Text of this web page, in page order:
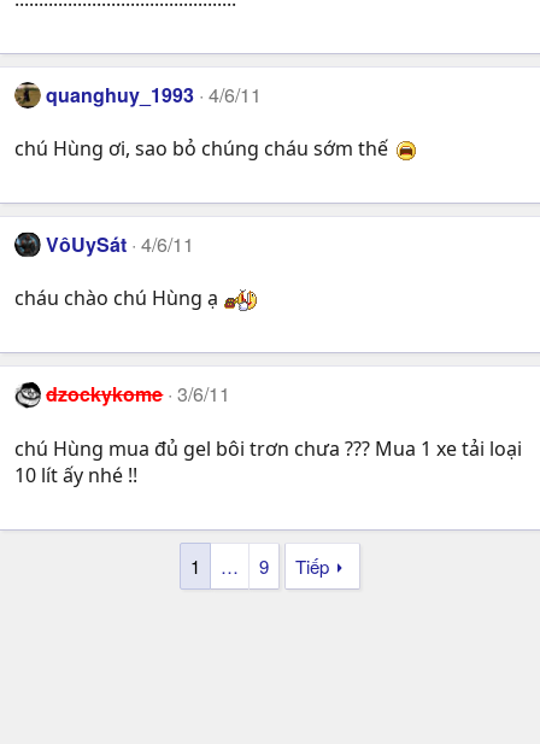
quanghuy_1993 4/6/11
chú Hùng ơi, sao bỏ chúng cháu sớm thế
VôUySát 4/6/11
cháu chào chú Hùng ạ
dzockykome 3/6/11
chú Hùng mua đủ gel bôi trơn chưa ??? Mua 1 xe tải loại
10 lít ấy nhé !!
1 … 9 Tiếp